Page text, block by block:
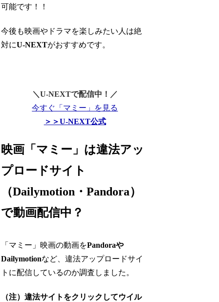
可能です！！
今後も映画やドラマを楽しみたい人は絶
対にU-NEXTがおすすめです。
＼U-NEXTで配信中！／
今すぐ「マミー」を見る
＞＞U-NEXT公式
映画「マミー」は違法アッ
プロードサイト
（Dailymotion・Pandora）
で動画配信中？
「マミー」映画の動画をPandoraや
Dailymotionなど、違法アップロードサイ
トに配信しているのか調査しました。
（注）違法サイトをクリックしてウイル